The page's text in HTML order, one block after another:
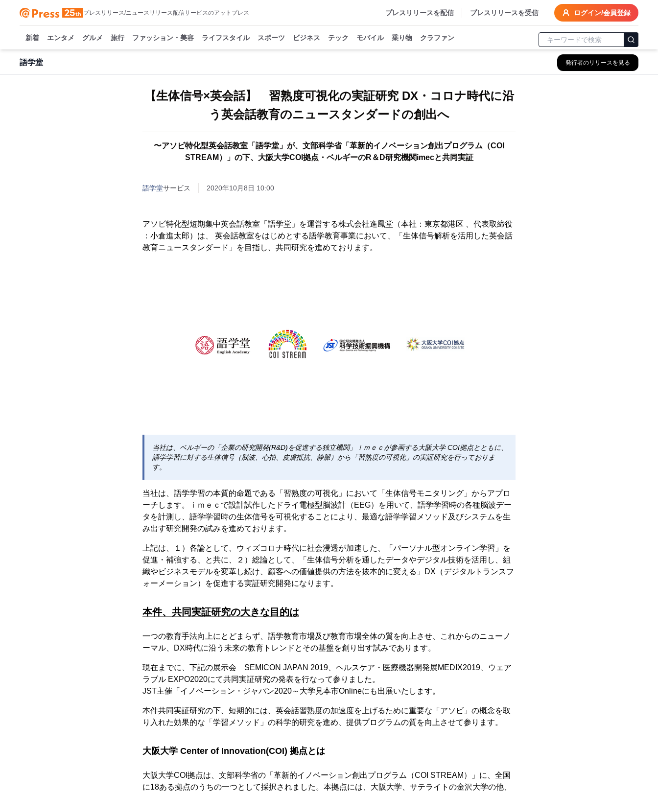
プレスリリース/ニュースリリース配信サービスのアットプレス プレスリリースを配信 プレスリリースを受信 ログイン/会員登録
新着 エンタメ グルメ 旅行 ファッション・美容 ライフスタイル スポーツ ビジネス テック モバイル 乗り物 クラファン
語学堂 発行者のリリースを見る
【生体信号×英会話】 習熟度可視化の実証研究 DX・コロナ時代に沿
う英会話教育のニュースタンダードの創出へ
〜アソビ特化型英会話教室「語学堂」が、文部科学省「革新的イノベーション創出プログラム（COI
STREAM）」の下、大阪大学COI拠点・ベルギーのR＆D研究機関imecと共同実証
語学堂サービス 2020年10月8日 10:00
アソビ特化型短期集中英会話教室「語学堂」を運営する株式会社進鳳堂（本社：東京都港区 、代表取締役
：小倉進太郎）は、 英会話教室をはじめとする語学教育事業において、「生体信号解析を活用した英会話
教育ニュースタンダード」を目指し、共同研究を進めております。
当社は、ベルギーの「企業の研究開発(R&D)を促進する独立機関」ｉｍｅｃが参画する大阪大学 COI拠点とともに、
語学学習に対する生体信号（脳波、心拍、皮膚抵抗、静脈）から「習熟度の可視化」の実証研究を行っておりま
す。
当社は、語学学習の本質的命題である「習熟度の可視化」において「生体信号モニタリング」からアプロ
ーチします。ｉｍｅｃで設計試作したドライ電極型脳波計（EEG）を用いて、語学学習時の各種脳波デー
タを計測し、語学学習時の生体信号を可視化することにより、最適な語学学習メソッド及びシステムを生
み出す研究開発の試みを進めております。
上記は、１）各論として、ウィズコロナ時代に社会浸透が加速した、「パーソナル型オンライン学習」を
促進・補強する、と共に、２）総論として、「生体信号分析を通したデータやデジタル技術を活用し、組
織やビジネスモデルを変革し続け、顧客への価値提供の方法を抜本的に変える」DX（デジタルトランスフ
ォーメーション）を促進する実証研究開発になります。
本件、共同実証研究の大きな目的は
一つの教育手法向上にとどまらず、語学教育市場及び教育市場全体の質を向上させ、これからのニューノ
ーマル、DX時代に沿う未来の教育トレンドとその基盤を創り出す試みであります。
現在までに、下記の展示会 SEMICON JAPAN 2019、ヘルスケア・医療機器開発展MEDIX2019、ウェア
ラブル EXPO2020にて共同実証研究の発表を行なって参りました。
JST主催「イノベーション・ジャパン2020～大学見本市Onlineにも出展いたします。
本件共同実証研究の下、短期的には、英会話習熟度の加速度を上げるために重要な「アソビ」の概念を取
り入れた効果的な「学習メソッド」の科学的研究を進め、提供プログラムの質を向上させて参ります。
大阪大学 Center of Innovation(COI) 拠点とは
大阪大学COI拠点は、文部科学省の「革新的イノベーション創出プログラム（COI STREAM）」に、全国
に18ある拠点のうちの一つとして採択されました。本拠点には、大阪大学、サテライトの金沢大学の他、